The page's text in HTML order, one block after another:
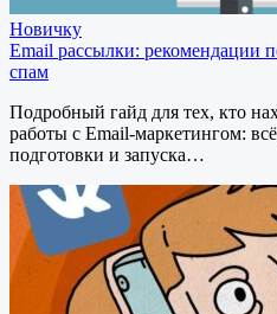
Новичку
Email рассылки: рекомендации
спам
Подробный гайд для тех, кто
работы с Email-маркетингом:
подготовки и запуска…